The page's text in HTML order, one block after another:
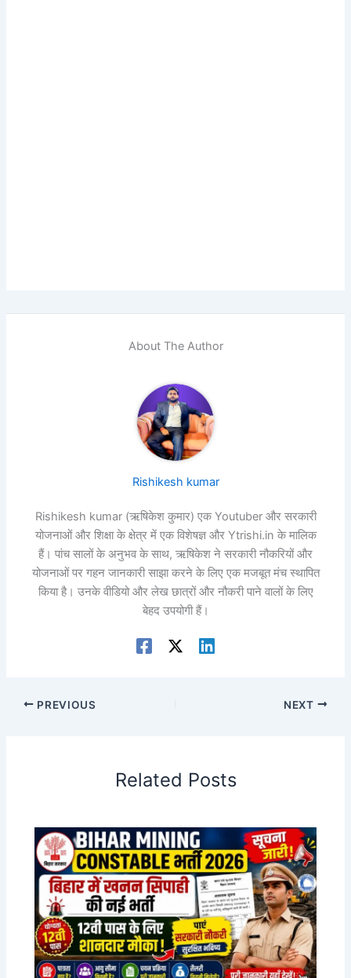
About The Author
Rishikesh kumar
Rishikesh kumar (ऋषिकेश कुमार) एक Youtuber और सरकारी
योजनाओं और शिक्षा के क्षेत्र में एक विशेषज्ञ और Ytrishi.in के मालिक
हैं। पांच सालों के अनुभव के साथ, ऋषिकेश ने सरकारी नौकरियों और
योजनाओं पर गहन जानकारी साझा करने के लिए एक मजबूत मंच स्थापित
किया है। उनके वीडियो और लेख छात्रों और नौकरी पाने वालों के लिए
बेहद उपयोगी हैं।
PREVIOUS NEXT
Related Posts